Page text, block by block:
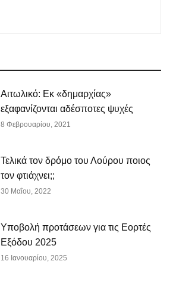
Αιτωλικό: Εκ «δημαρχίας»
εξαφανίζονται αδέσποτες ψυχές
8 Φεβρουαρίου, 2021
Τελικά τον δρόμο του Λούρου ποιος
τον φτιάχνει;;
30 Μαΐου, 2022
Υποβολή προτάσεων για τις Εορτές
Εξόδου 2025
16 Ιανουαρίου, 2025